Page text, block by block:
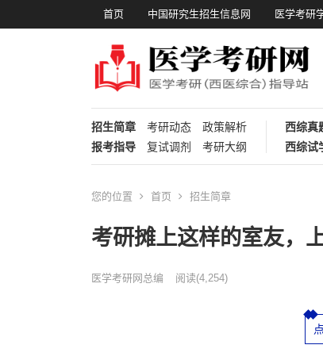
首页 中国研究生招生信息网 医学考研
招生简章 考研动态
政策解析
报考指导
复试调剂 考研大纲
西综真
西综试
您的位置 首页 招生简章
考研摊上这样的室友，
医学考研网总编 阅读(4,254)